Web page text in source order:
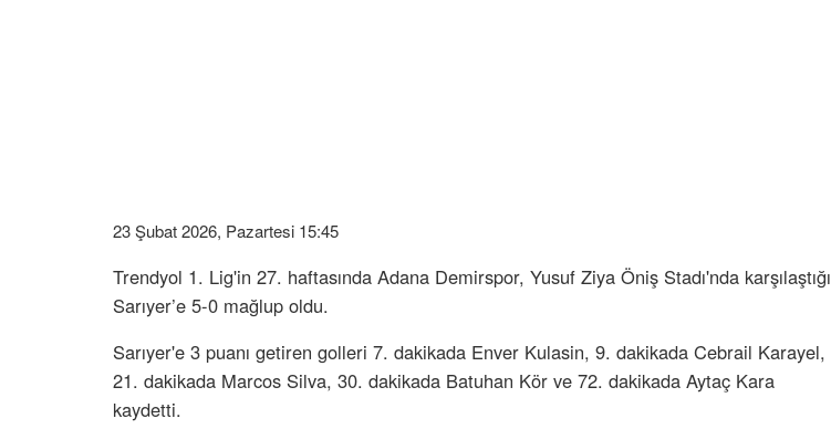
23 Şubat 2026, Pazartesi 15:45
Trendyol 1. Lig'in 27. haftasında Adana Demirspor, Yusuf Ziya Öniş Stadı'nda karşılaştığı
Sarıyer’e 5-0 mağlup oldu.
Sarıyer'e 3 puanı getiren golleri 7. dakikada Enver Kulasin, 9. dakikada Cebrail Karayel,
21. dakikada Marcos Silva, 30. dakikada Batuhan Kör ve 72. dakikada Aytaç Kara
kaydetti.